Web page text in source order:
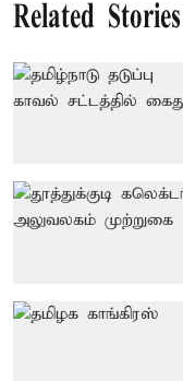
Related Stories